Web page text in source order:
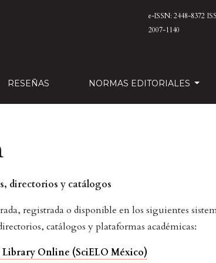
e-ISSN: 2448-8372
2007-1140
RESEÑAS NORMAS EDITORIALES
directorios y catálogos
registrada o disponible en los siguientes
catálogos y plataformas académicas:
Online (SciELO México)